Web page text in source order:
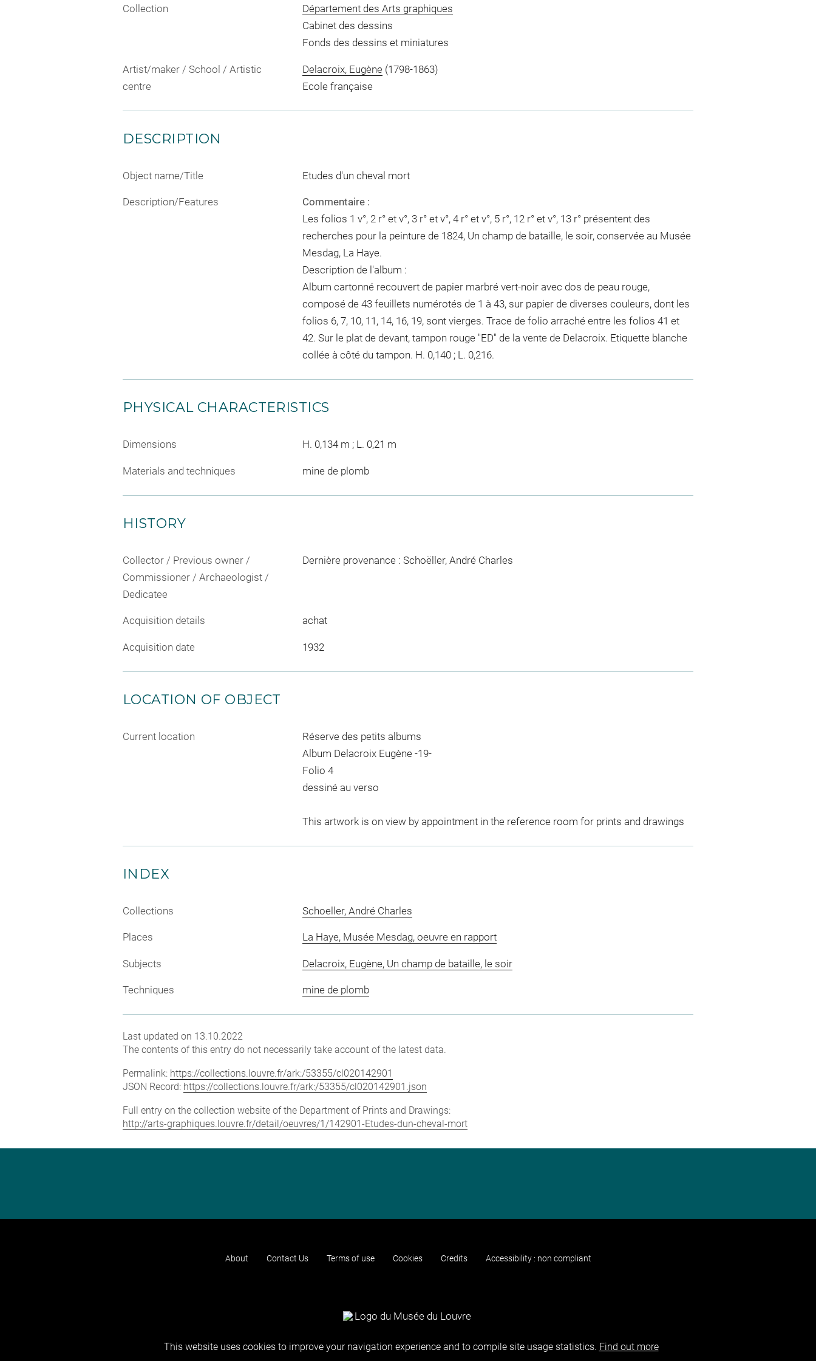
Collection
Département des Arts graphiques
Cabinet des dessins
Fonds des dessins et miniatures
Artist/maker / School / Artistic
centre
Delacroix, Eugène(1798-1863)
Ecole française
DESCRIPTION
Object name/Title Etudes d'un cheval mort
Description/Features
Commentaire :
Les folios 1 v°, 2 r° et v°, 3 r° et v°, 4 r° et v°, 5 r°, 12 r° et v°, 13 r° présentent des
recherches pour la peinture de 1824, Un champ de bataille, le soir, conservée au Musée
Mesdag, La Haye.
Description de l'album :
Album cartonné recouvert de papier marbré vert-noir avec dos de peau rouge,
composé de 43 feuillets numérotés de 1 à 43, sur papier de diverses couleurs, dont les
folios 6, 7, 10, 11, 14, 16, 19, sont vierges. Trace de folio arraché entre les folios 41 et
42. Sur le plat de devant, tampon rouge "ED" de la vente de Delacroix. Etiquette blanche
collée à côté du tampon. H. 0,140 ; L. 0,216.
PHYSICAL CHARACTERISTICS
Dimensions H. 0,134 m ; L. 0,21 m
Materials and techniques mine de plomb
HISTORY
Collector / Previous owner /
Commissioner / Archaeologist /
Dedicatee
Dernière provenance : Schoëller, André Charles
Acquisition details achat
Acquisition date 1932
LOCATION OF OBJECT
Current location
Réserve des petits albums
Album Delacroix Eugène -19-
Folio 4
dessiné au verso
This artwork is on view by appointment in the reference room for prints and drawings
INDEX
Collections Schoeller, André Charles
Places La Haye, Musée Mesdag, oeuvre en rapport
Subjects Delacroix, Eugène, Un champ de bataille, le soir
Techniques mine de plomb
Last updated on 13.10.2022
The contents of this entry do not necessarily take account of the latest data.
Permalink: https://collections.louvre.fr/ark:/53355/cl020142901
JSON Record: https://collections.louvre.fr/ark:/53355/cl020142901.json
Full entry on the collection website of the Department of Prints and Drawings:
http://arts-graphiques.louvre.fr/detail/oeuvres/1/142901-Etudes-dun-cheval-mort
About Contact Us Terms of use Cookies Credits Accessibility : non compliant
This website uses cookies to improve your navigation experience and to compile site usage statistics. Find out more